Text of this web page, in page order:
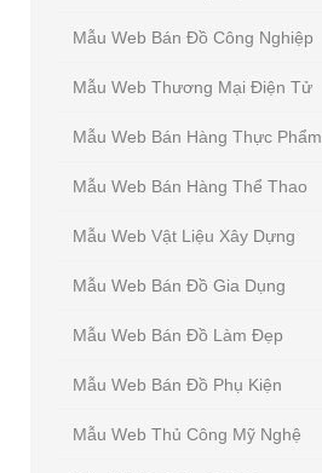
Mẫu Web Bán Đồ Công Nghiệp
Mẫu Web Thương Mại Điện Tử
Mẫu Web Bán Hàng Thực Phẩm
Mẫu Web Bán Hàng Thể Thao
Mẫu Web Vật Liệu Xây Dựng
Mẫu Web Bán Đồ Gia Dụng
Mẫu Web Bán Đồ Làm Đẹp
Mẫu Web Bán Đồ Phụ Kiện
Mẫu Web Thủ Công Mỹ Nghệ